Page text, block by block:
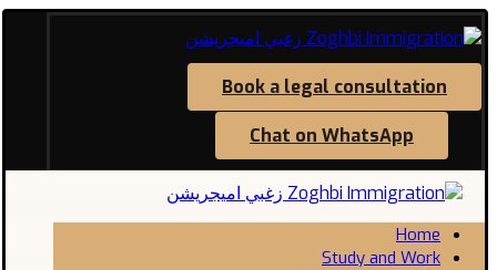
Book a legal consultation
Chat on WhatsApp
Home
Study and Work